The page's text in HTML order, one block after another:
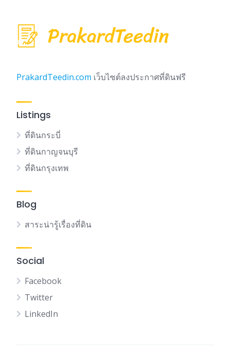
PrakardTeedin.com เว็บไซต์ลงประกาศที่ดินฟรี
Listings
ที่ดินกระบี่
ที่ดินกาญจนบุรี
ที่ดินกรุงเทพ
Blog
สาระน่ารู้เรื่องที่ดิน
Social
Facebook
Twitter
LinkedIn